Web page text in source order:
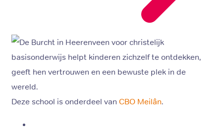
Deze school is onderdeel van CBO Meilân.